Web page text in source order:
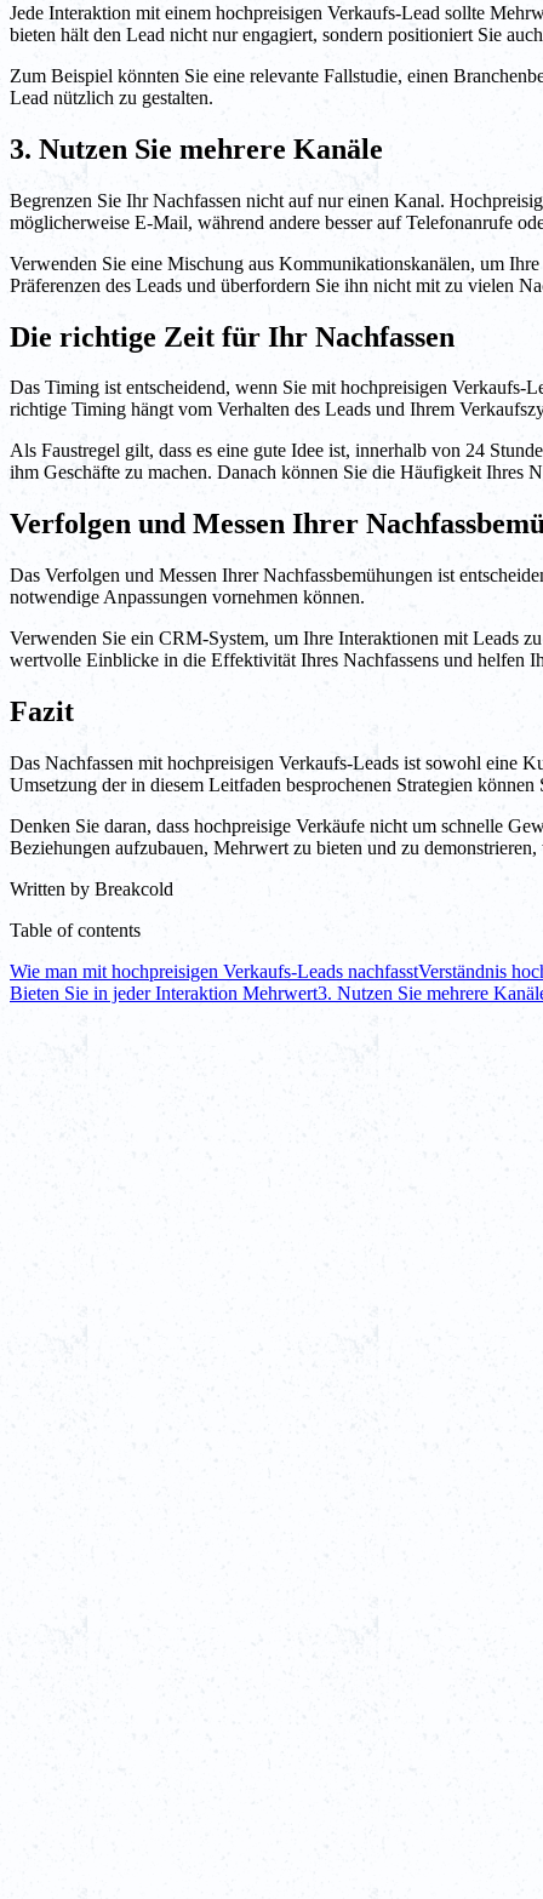
Jede Interaktion mit einem hochpreisigen Verkaufs-Lead sollte
bieten hält den Lead nicht nur engagiert, sondern positioniert Sie
Zum Beispiel könnten Sie eine relevante Fallstudie, einen
Lead nützlich zu gestalten.
3. Nutzen Sie mehrere Kanäle
Begrenzen Sie Ihr Nachfassen nicht auf nur einen Kanal.
möglicherweise E-Mail, während andere besser auf Telefonanrufe
Verwenden Sie eine Mischung aus Kommunikationskanälen, um
Präferenzen des Leads und überfordern Sie ihn nicht mit zu vielen
Die richtige Zeit für Ihr Nachfassen
Das Timing ist entscheidend, wenn Sie mit hochpreisigen Verkaufs-
richtige Timing hängt vom Verhalten des Leads und Ihrem
Als Faustregel gilt, dass es eine gute Idee ist, innerhalb von 24
ihm Geschäfte zu machen. Danach können Sie die Häufigkeit Ihres
Verfolgen und Messen Ihrer
Das Verfolgen und Messen Ihrer Nachfassbemühungen ist
notwendige Anpassungen vornehmen können.
Verwenden Sie ein CRM-System, um Ihre Interaktionen mit Leads
wertvolle Einblicke in die Effektivität Ihres Nachfassens und helfen
Fazit
Das Nachfassen mit hochpreisigen Verkaufs-Leads ist sowohl eine
Umsetzung der in diesem Leitfaden besprochenen Strategien
Denken Sie daran, dass hochpreisige Verkäufe nicht um schnelle
Beziehungen aufzubauen, Mehrwert zu bieten und zu
Written by Breakcold
Table of contents
Wie man mit hochpreisigen Verkaufs-Leads nachfasstVerständnis
Bieten Sie in jeder Interaktion Mehrwert3. Nutzen Sie mehrere